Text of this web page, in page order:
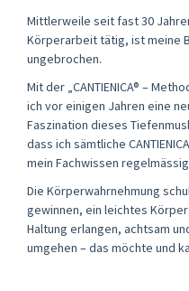
Mittlerweile seit fast 30
Körperarbeit tätig, ist meine
ungebrochen.
Mit der „CANTIENICA® –
ich vor einigen Jahren eine
Faszination dieses
dass ich sämtliche
mein Fachwissen
Die Körperwahrnehmung
gewinnen, ein leichtes
Haltung erlangen, achtsam
umgehen – das möchte und